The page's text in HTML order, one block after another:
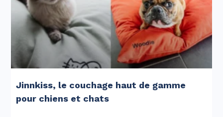
Jinnkiss, le couchage haut de gamme
pour chiens et chats